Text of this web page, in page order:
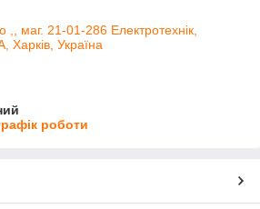
маг. 21-01-286 Електротехнік,
Харків, Україна
роботи